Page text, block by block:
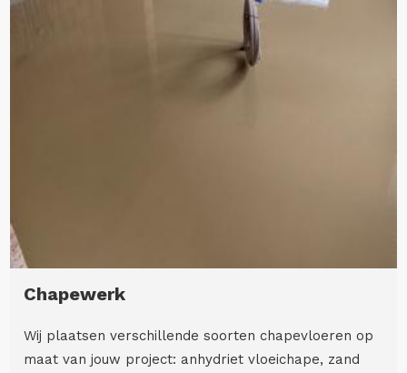
Chapewerk
Wij plaatsen verschillende soorten chapevloeren op
maat van jouw project: anhydriet vloeichape, zand